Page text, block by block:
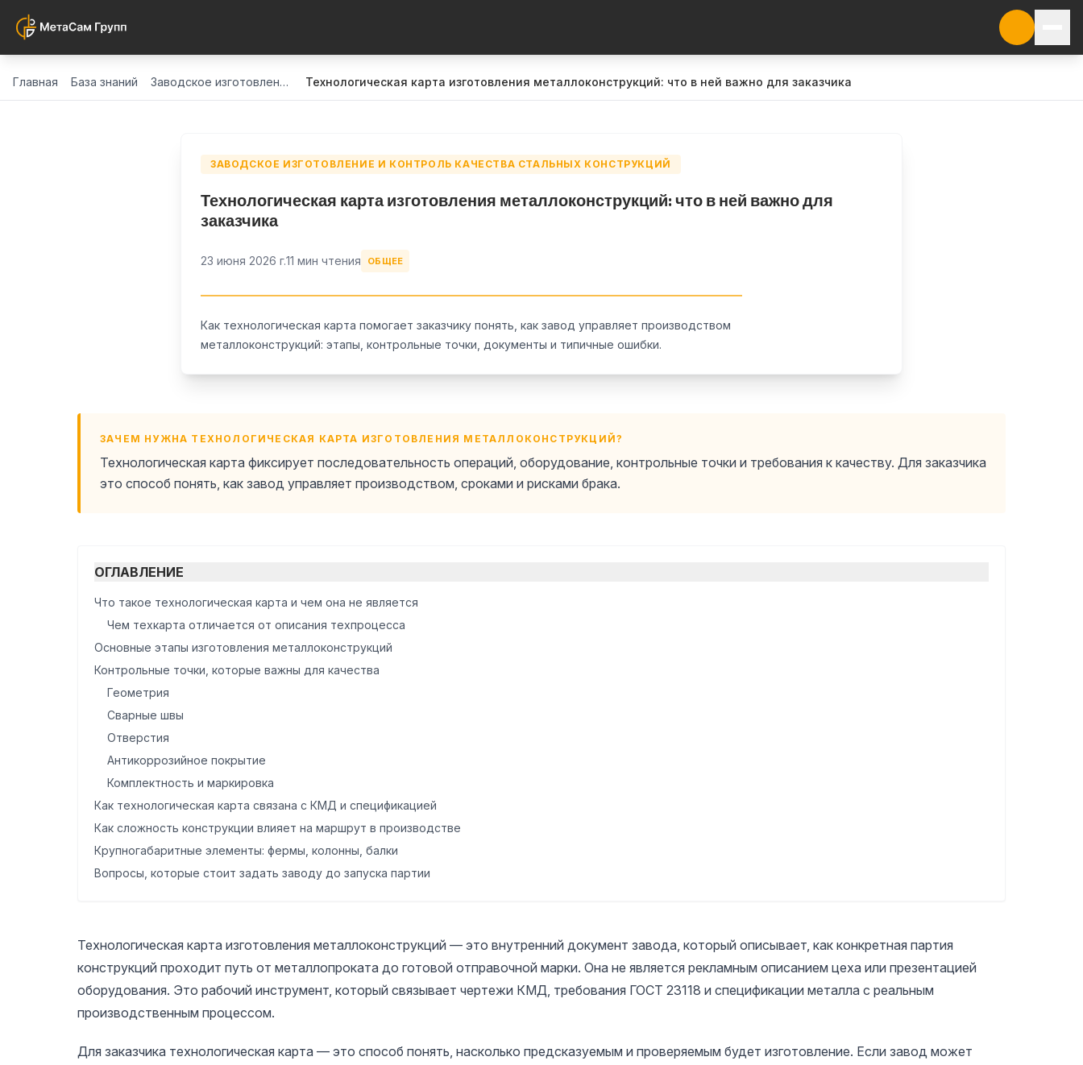
Главная База знаний Заводское изготовление и контроль качества стальных конструкций Технологическая карта изготовления металлоконструкций: что в ней важно для заказчика
ЗАВОДСКОЕ ИЗГОТОВЛЕНИЕ И КОНТРОЛЬ КАЧЕСТВА СТАЛЬНЫХ КОНСТРУКЦИЙ
Технологическая карта изготовления металлоконструкций: что в ней важно для
заказчика
23 июня 2026 г.11 мин чтения ОБЩЕЕ
Как технологическая карта помогает заказчику понять, как завод управляет производством
металлоконструкций: этапы, контрольные точки, документы и типичные ошибки.
ЗАЧЕМ НУЖНА ТЕХНОЛОГИЧЕСКАЯ КАРТА ИЗГОТОВЛЕНИЯ МЕТАЛЛОКОНСТРУКЦИЙ?
Технологическая карта фиксирует последовательность операций, оборудование, контрольные точки и требования к качеству. Для заказчика
это способ понять, как завод управляет производством, сроками и рисками брака.
ОГЛАВЛЕНИЕ
Что такое технологическая карта и чем она не является
Чем техкарта отличается от описания техпроцесса
Основные этапы изготовления металлоконструкций
Контрольные точки, которые важны для качества
Геометрия
Сварные швы
Отверстия
Антикоррозийное покрытие
Комплектность и маркировка
Как технологическая карта связана с КМД и спецификацией
Как сложность конструкции влияет на маршрут в производстве
Крупногабаритные элементы: фермы, колонны, балки
Вопросы, которые стоит задать заводу до запуска партии
Отсутствие контрольных операций
Несогласованные изменения
Игнорирование входного контроля
Документы, которые подтверждают качество партии
Вывод
Технологическая карта изготовления металлоконструкций — это внутренний документ завода, который описывает, как конкретная партия
конструкций проходит путь от металлопроката до готовой отправочной марки. Она не является рекламным описанием цеха или презентацией
оборудования. Это рабочий инструмент, который связывает чертежи КМД, требования ГОСТ 23118 и спецификации металла с реальным
производственным процессом.
Для заказчика технологическая карта — это способ понять, насколько предсказуемым и проверяемым будет изготовление. Если завод может